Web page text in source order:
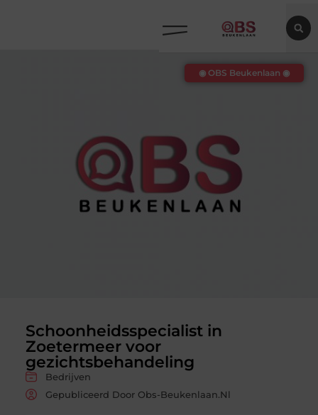
Schoonheidsspecialist in
Zoetermeer voor
gezichtsbehandeling
Bedrijven
Gepubliceerd Door Obs-Beukenlaan.nl
◉ OBS Beukenlaan ◉